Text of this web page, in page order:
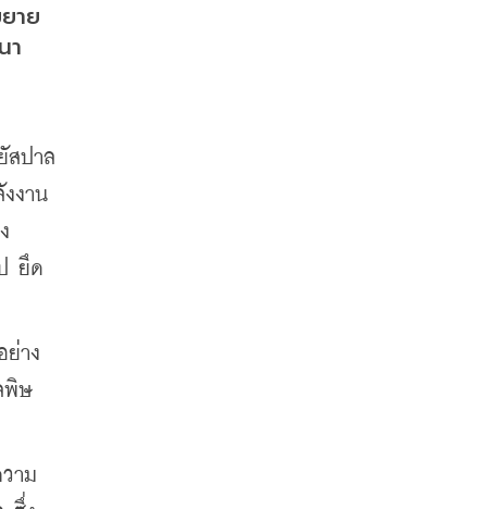
าย
า
สปาล
งาน
ยึด
าง
พิษ
าม